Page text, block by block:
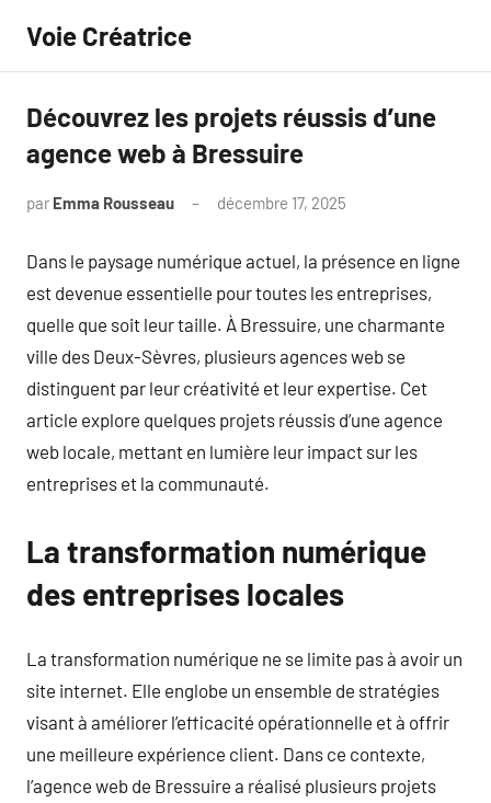
contenu
Voie Créatrice
Découvrez les projets réussis d’une
agence web à Bressuire
par Emma Rousseau décembre 17, 2025
Dans le paysage numérique actuel, la présence en ligne
est devenue essentielle pour toutes les entreprises,
quelle que soit leur taille. À Bressuire, une charmante
ville des Deux-Sèvres, plusieurs agences web se
distinguent par leur créativité et leur expertise. Cet
article explore quelques projets réussis d’une agence
web locale, mettant en lumière leur impact sur les
entreprises et la communauté.
La transformation numérique
des entreprises locales
La transformation numérique ne se limite pas à avoir un
site internet. Elle englobe un ensemble de stratégies
visant à améliorer l’efficacité opérationnelle et à offrir
une meilleure expérience client. Dans ce contexte,
l’agence web de Bressuire a réalisé plusieurs projets